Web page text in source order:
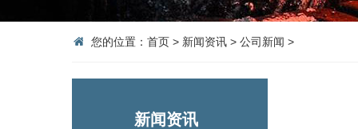
您的位置： 首页 > 新闻资讯 > 公司新闻 >
新闻资讯